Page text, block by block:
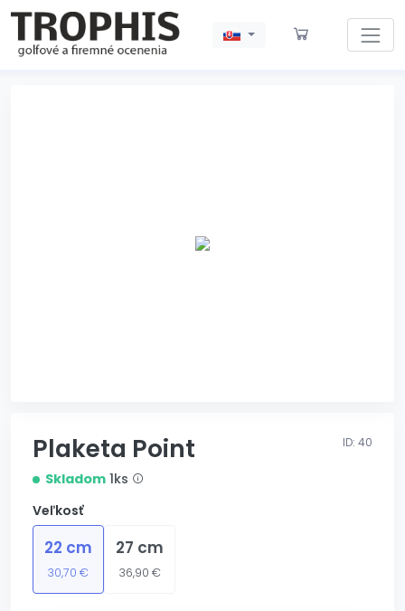
Plaketa Point ID: 40
Skladom 1ks
Veľkosť
22 cm
30,70 €
27 cm
36,90 €